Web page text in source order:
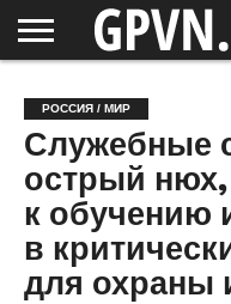
ОБЛАСТЬ
НОВОСТИ
СОСЕДЕЙ
РОССИЯ
/ МИР
СПЕЦПРОЕКТЫ
БЛОГ
СТАТЬИ
ФОТОРЕПОРТАЖИ
ИНТЕРВЬЮ
ОБЪЕКТЫ
ПОДБОРКИ
РОССИЯ / МИР
Служебные
острый
к обучению
в
для охраны